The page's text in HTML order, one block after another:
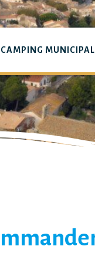
CAMPING MUNICIPAL